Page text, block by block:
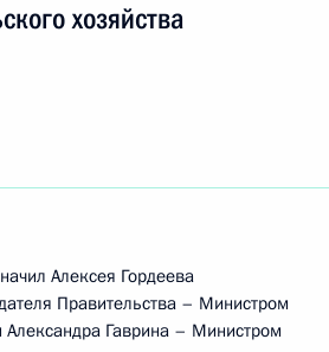
хозяйства
Алексея Гордеева
Правительства – Министром
Александра Гаврина – Министром